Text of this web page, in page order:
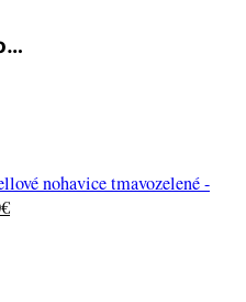
nohavice tmavozelené -
€Current